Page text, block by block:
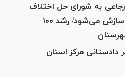
ارجاعی به شورای حل اختلاف
شهرستان دلفان منجر به سازش می‌شود/ رشد ۱۰۰
دادستانی مرکز استان